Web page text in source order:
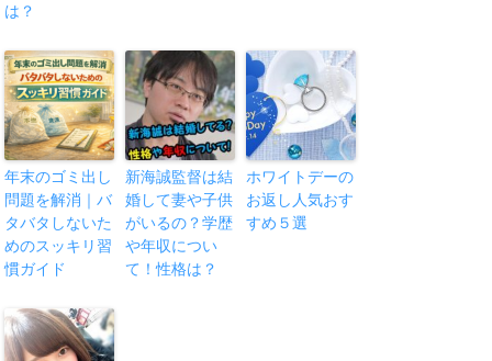
は？
年末のゴミ出し
問題を解消｜バ
タバタしないた
めのスッキリ習
慣ガイド
新海誠監督は結
婚して妻や子供
がいるの？学歴
や年収につい
て！性格は？
ホワイトデーの
お返し人気おす
すめ５選